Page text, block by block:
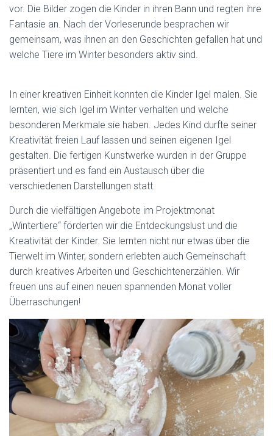
vor. Die Bilder zogen die Kinder in ihren Bann und regten ihre
Fantasie an. Nach der Vorleserunde besprachen wir
gemeinsam, was ihnen an den Geschichten gefallen hat und
welche Tiere im Winter besonders aktiv sind.
In einer kreativen Einheit konnten die Kinder Igel malen. Sie
lernten, wie sich Igel im Winter verhalten und welche
besonderen Merkmale sie haben. Jedes Kind durfte seiner
Kreativität freien Lauf lassen und seinen eigenen Igel
gestalten. Die fertigen Kunstwerke wurden in der Gruppe
präsentiert und es fand ein Austausch über die
verschiedenen Darstellungen statt.
Durch die vielfältigen Angebote im Projektmonat
„Wintertiere“ förderten wir die Entdeckungslust und die
Kreativität der Kinder. Sie lernten nicht nur etwas über die
Tierwelt im Winter, sondern erlebten auch Gemeinschaft
durch kreatives Arbeiten und Geschichtenerzählen. Wir
freuen uns auf einen neuen spannenden Monat voller
Überraschungen!